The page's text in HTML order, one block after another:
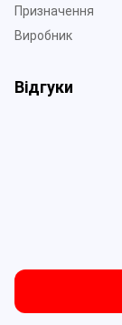
Призначення
Виробник
Відгуки